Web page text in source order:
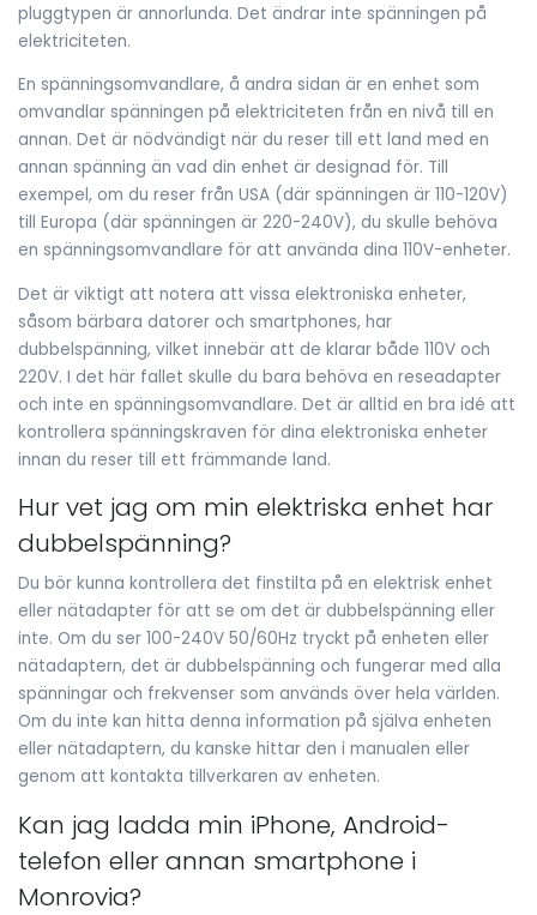
pluggtypen är annorlunda. Det ändrar inte spänningen på
elektriciteten.
En spänningsomvandlare, å andra sidan är en enhet som
omvandlar spänningen på elektriciteten från en nivå till en
annan. Det är nödvändigt när du reser till ett land med en
annan spänning än vad din enhet är designad för. Till
exempel, om du reser från USA (där spänningen är 110-120V)
till Europa (där spänningen är 220-240V), du skulle behöva
en spänningsomvandlare för att använda dina 110V-enheter.
Det är viktigt att notera att vissa elektroniska enheter,
såsom bärbara datorer och smartphones, har
dubbelspänning, vilket innebär att de klarar både 110V och
220V. I det här fallet skulle du bara behöva en reseadapter
och inte en spänningsomvandlare. Det är alltid en bra idé att
kontrollera spänningskraven för dina elektroniska enheter
innan du reser till ett främmande land.
Hur vet jag om min elektriska enhet har
dubbelspänning?
Du bör kunna kontrollera det finstilta på en elektrisk enhet
eller nätadapter för att se om det är dubbelspänning eller
inte. Om du ser 100-240V 50/60Hz tryckt på enheten eller
nätadaptern, det är dubbelspänning och fungerar med alla
spänningar och frekvenser som används över hela världen.
Om du inte kan hitta denna information på själva enheten
eller nätadaptern, du kanske hittar den i manualen eller
genom att kontakta tillverkaren av enheten.
Kan jag ladda min iPhone, Android-
telefon eller annan smartphone i
Monrovia?